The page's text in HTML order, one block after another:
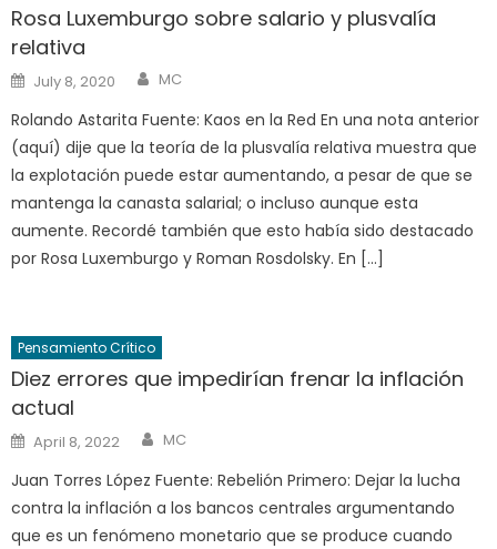
Rosa Luxemburgo sobre salario y plusvalía
relativa
Posted
on
July 8, 2020 Author
MC
Rolando Astarita Fuente: Kaos en la Red En una nota anterior
(aquí) dije que la teoría de la plusvalía relativa muestra que
la explotación puede estar aumentando, a pesar de que se
mantenga la canasta salarial; o incluso aunque esta
aumente. Recordé también que esto había sido destacado
por Rosa Luxemburgo y Roman Rosdolsky. En […]
Pensamiento Crítico
Diez errores que impedirían frenar la inflación
actual
Posted
on
April 8, 2022 Author
MC
Juan Torres López Fuente: Rebelión Primero: Dejar la lucha
contra la inflación a los bancos centrales argumentando
que es un fenómeno monetario que se produce cuando